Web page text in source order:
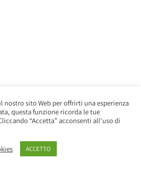
nostro sito Web per offrirti una esperienza
questa funzione ricorda le tue
“Accetta” acconsenti all'uso di
ACCETTO